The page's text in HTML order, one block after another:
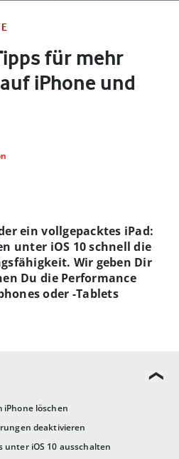
für mehr
iPhone und
iPhone löschen
deaktivieren
unter iOS 10 ausschalten
ein vollgepacktes iPad:
unter iOS 10 schnell die
Wir geben Dir
Du die Performance
oder -Tablets